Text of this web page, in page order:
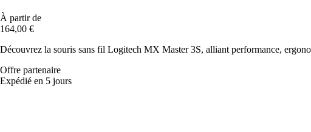
À partir de
164,00 €
Découvrez la souris sans fil Logitech MX Master 3S, alliant performance,
Offre partenaire
Expédié en 5 jours